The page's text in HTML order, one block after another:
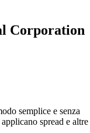
Corporation
semplice e senza
spread e altre